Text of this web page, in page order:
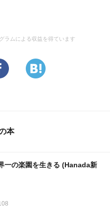
ラムによる収益を得ています
本
一の楽園を生きる (Hanada新